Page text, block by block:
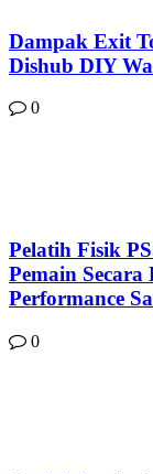
Dampak Exit
Dishub DIY
0
Pelatih Fisik
Pemain
Performance
0